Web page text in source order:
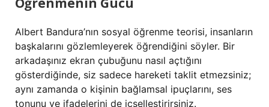
Albert Bandura’nın sosyal öğrenme teorisi, insanların
başkalarını gözlemleyerek öğrendiğini söyler. Bir
arkadaşınız ekran çubuğunu nasıl açtığını
gösterdiğinde, siz sadece hareketi taklit etmezsiniz;
aynı zamanda o kişinin bağlamsal ipuçlarını, ses
tonunu ve ifadelerini de içselleştirirsiniz.